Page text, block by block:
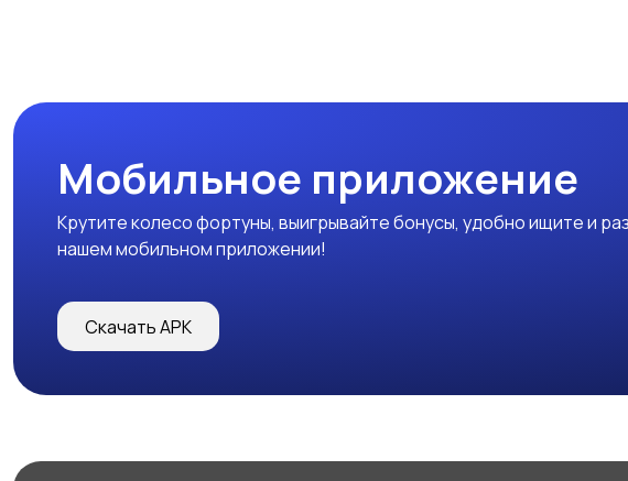
Мобильное приложение
Крутите колесо фортуны, выигрывайте бонусы, удобно ищите и
нашем мобильном приложении!
Скачать APK